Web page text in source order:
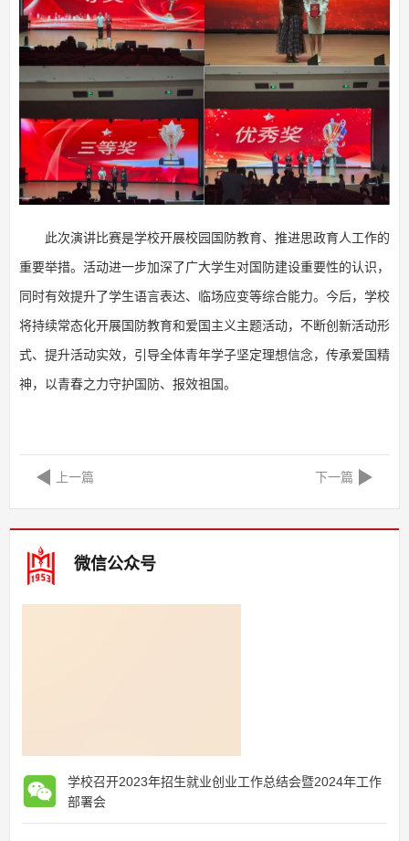
此次演讲比赛是学校开展校园国防教育、推进思政育人工作的
重要举措。活动进一步加深了广大学生对国防建设重要性的认识，
同时有效提升了学生语言表达、临场应变等综合能力。今后，学校
将持续常态化开展国防教育和爱国主义主题活动，不断创新活动形
式、提升活动实效，引导全体青年学子坚定理想信念，传承爱国精
神，以青春之力守护国防、报效祖国。
上一篇 下一篇
微信公众号
学校召开2023年招生就业创业工作总结会暨2024年工作
部署会